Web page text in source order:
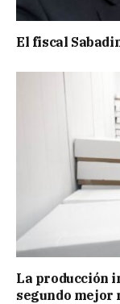
El fiscal
La producción
segundo